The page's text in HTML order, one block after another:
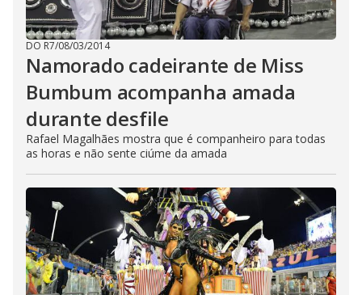
DO R7/08/03/2014
Namorado cadeirante de Miss
Bumbum acompanha amada
durante desfile
Rafael Magalhães mostra que é companheiro para todas
as horas e não sente ciúme da amada